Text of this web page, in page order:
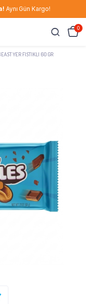
Aynı Gün Kargo!
0
YER FISTIKLI 60 GR